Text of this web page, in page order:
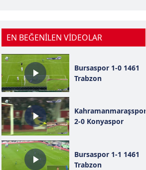
EN BEĞENİLEN VİDEOLAR
Bursaspor 1-0 1461
Trabzon
Kahramanmaraşspor
2-0 Konyaspor
Bursaspor 1-1 1461
Trabzon